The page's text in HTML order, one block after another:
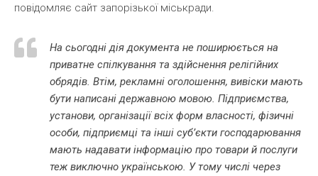
повідомляє сайт запорізької міськради.
На сьогодні дія документа не поширюється на
приватне спілкування та здійснення релігійних
обрядів. Втім, рекламні оголошення, вивіски мають
бути написані державною мовою. Підприємства,
установи, організації всіх форм власності, фізичні
особи, підприємці та інші суб’єкти господарювання
мають надавати інформацію про товари й послуги
теж виключно українською. У тому числі через